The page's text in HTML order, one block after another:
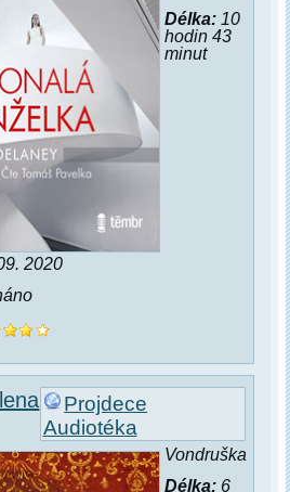
Délka:10
hodin 43
minut
2020
Projdece
Audiotéka
Vondruška
Délka:6